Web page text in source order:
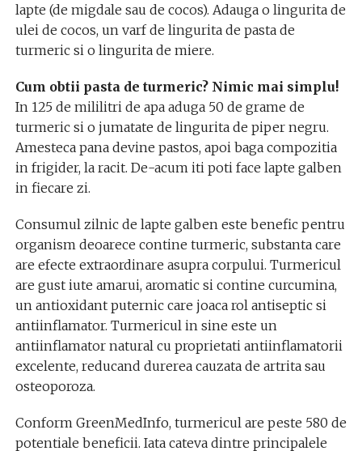
lapte (de migdale sau de cocos). Adauga o lingurita de
ulei de cocos, un varf de lingurita de pasta de
turmeric si o lingurita de miere.
Cum obtii pasta de turmeric? Nimic mai simplu!
In 125 de mililitri de apa aduga 50 de grame de
turmeric si o jumatate de lingurita de piper negru.
Amesteca pana devine pastos, apoi baga compozitia
in frigider, la racit. De-acum iti poti face lapte galben
in fiecare zi.
Consumul zilnic de lapte galben este benefic pentru
organism deoarece contine turmeric, substanta care
are efecte extraordinare asupra corpului. Turmericul
are gust iute amarui, aromatic si contine curcumina,
un antioxidant puternic care joaca rol antiseptic si
antiinflamator. Turmericul in sine este un
antiinflamator natural cu proprietati antiinflamatorii
excelente, reducand durerea cauzata de artrita sau
osteoporoza.
Conform GreenMedInfo, turmericul are peste 580 de
potentiale beneficii. Iata cateva dintre principalele